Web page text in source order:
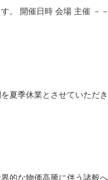
開催日時 会場 主催 －
夏季休業とさせていただ
的な物価高騰に伴う諸般